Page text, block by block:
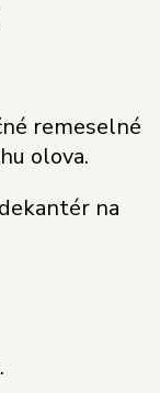
remeselné
olova.
na